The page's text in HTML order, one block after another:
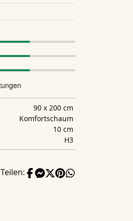
90 x 200 cm
Komfortschaum
10 cm
H3
Teilen: